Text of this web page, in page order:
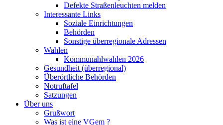
Defekte Straßenleuchten melden
Interessante Links
Soziale Einrichtungen
Behörden
Sonstige überregionale Adressen
Wahlen
Kommunahlwahlen 2026
Gesundheit (überregional)
Überörtliche Behörden
Notruftafel
Satzungen
Über uns
Grußwort
Was ist eine VGem ?